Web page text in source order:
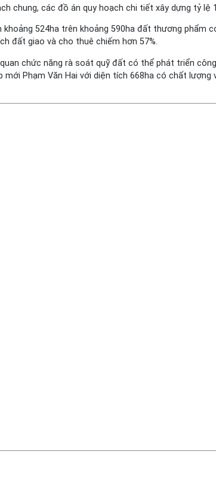
chung, các đồ án quy hoạch chi tiết xây dựng tỷ lệ
524ha trên khoảng 590ha đất thương phẩm
đất giao và cho thuê chiếm hơn 57%.
chức năng rà soát quỹ đất có thể phát triển
Phạm Văn Hai với diện tích 668ha có chất